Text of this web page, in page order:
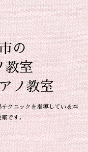
の
教室
ノ教室
クニックを指導している本
室です。